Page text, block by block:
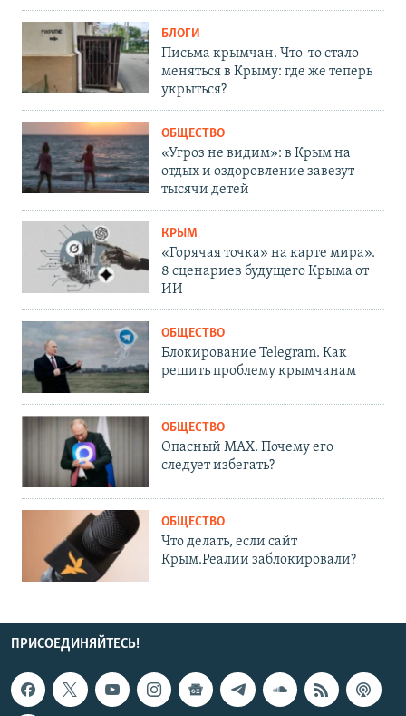
БЛОГИ
Письма крымчан. Что-то стало
меняться в Крыму: где же теперь
укрыться?
ОБЩЕСТВО
«Угроз не видим»: в Крым на
отдых и оздоровление завезут
тысячи детей
КРЫМ
«Горячая точка» на карте мира».
8 сценариев будущего Крыма от
ИИ
ОБЩЕСТВО
Блокирование Telegram. Как
решить проблему крымчанам
ОБЩЕСТВО
Опасный MAX. Почему его
следует избегать?
ОБЩЕСТВО
Что делать, если сайт
Крым.Реалии заблокировали?
ПРИСОЕДИНЯЙТЕСЬ!